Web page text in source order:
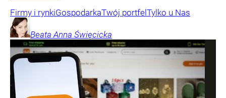
Firmy i rynkiGospodarkaTwój portfel Tylko u Nas
Beata Anna Święcicka